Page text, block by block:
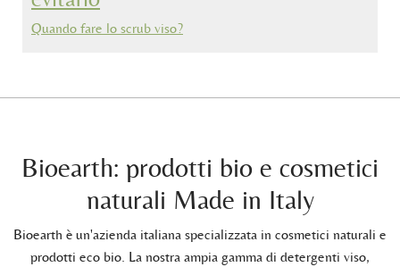
Quando fare lo scrub viso?
Bioearth: prodotti bio e cosmetici
naturali Made in Italy
Bioearth è un'azienda italiana specializzata in cosmetici naturali e
prodotti eco bio. La nostra ampia gamma di detergenti viso,